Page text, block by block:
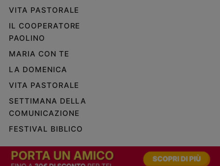
VITA PASTORALE
IL COOPERATORE
PAOLINO
MARIA CON TE
LA DOMENICA
VITA PASTORALE
SETTIMANA DELLA
COMUNICAZIONE
FESTIVAL BIBLICO